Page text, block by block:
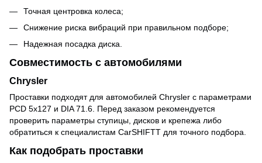
Точная центровка колеса;
Снижение риска вибраций при правильном подборе;
Надежная посадка диска.
Совместимость с автомобилями
Chrysler
Проставки подходят для автомобилей Chrysler с параметрами
PCD 5x127 и DIA 71.6. Перед заказом рекомендуется
проверить параметры ступицы, дисков и крепежа либо
обратиться к специалистам CarSHIFTT для точного подбора.
Как подобрать проставки